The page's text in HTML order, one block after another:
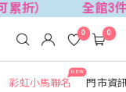
折） 全館3
NEW
彩虹小馬聯名 門市資
0 0